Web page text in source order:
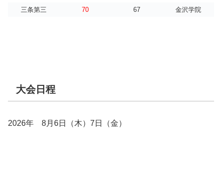
三条第三 70 67 金沢学院
大会日程
2026年 8月6日（木）7日（金）